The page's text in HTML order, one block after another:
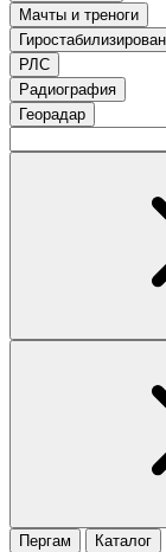
Мачты и треноги
РЛС
Радиография
Георадар
Пергам Каталог